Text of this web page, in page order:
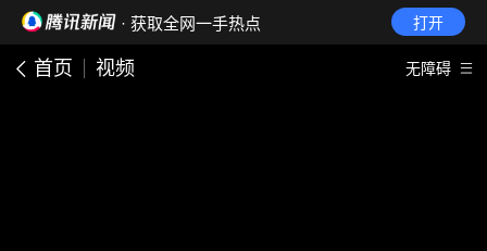
· 获取全网一手热点 打开
首页 视频 无障碍